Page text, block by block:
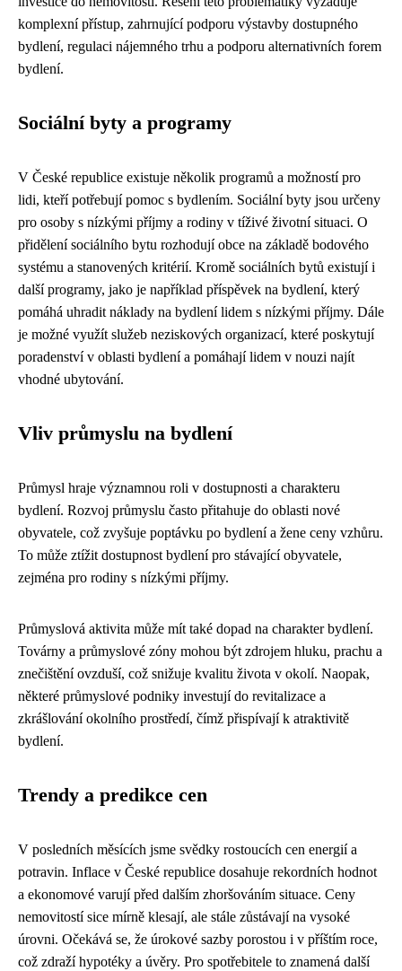
komplexní přístup, zahrnující podporu výstavby dostupného
bydlení, regulaci nájemného trhu a podporu alternativních forem
bydlení.
Sociální byty a programy
V České republice existuje několik programů a možností pro
lidi, kteří potřebují pomoc s bydlením. Sociální byty jsou určeny
pro osoby s nízkými příjmy a rodiny v tíživé životní situaci. O
přidělení sociálního bytu rozhodují obce na základě bodového
systému a stanovených kritérií. Kromě sociálních bytů existují i
další programy, jako je například příspěvek na bydlení, který
pomáhá uhradit náklady na bydlení lidem s nízkými příjmy. Dále
je možné využít služeb neziskových organizací, které poskytují
poradenství v oblasti bydlení a pomáhají lidem v nouzi najít
vhodné ubytování.
Vliv průmyslu na bydlení
Průmysl hraje významnou roli v dostupnosti a charakteru
bydlení. Rozvoj průmyslu často přitahuje do oblasti nové
obyvatele, což zvyšuje poptávku po bydlení a žene ceny vzhůru.
To může ztížit dostupnost bydlení pro stávající obyvatele,
zejména pro rodiny s nízkými příjmy.
Průmyslová aktivita může mít také dopad na charakter bydlení.
Továrny a průmyslové zóny mohou být zdrojem hluku, prachu a
znečištění ovzduší, což snižuje kvalitu života v okolí. Naopak,
některé průmyslové podniky investují do revitalizace a
zkrášlování okolního prostředí, čímž přispívají k atraktivitě
bydlení.
Trendy a predikce cen
V posledních měsících jsme svědky rostoucích cen energií a
potravin. Inflace v České republice dosahuje rekordních hodnot
a ekonomové varují před dalším zhoršováním situace. Ceny
nemovitostí sice mírně klesají, ale stále zůstávají na vysoké
úrovni. Očekává se, že úrokové sazby porostou i v příštím roce,
což zdraží hypotéky a úvěry. Pro spotřebitele to znamená další